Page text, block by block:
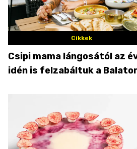
Cikkek
Csipi mama lángosától az
idén is felzabáltuk a